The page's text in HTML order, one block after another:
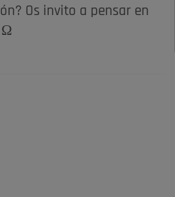
Os invito a pensar en
Ω